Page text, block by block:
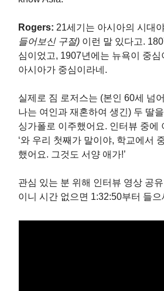
Rogers: 21세기는 아시아의 시대
들어보신 구절) 이런 말 있다고.
심이었고, 1907년에는 뉴욕이 중
아시아가 중심이라네.
실제로 짐 로저스는 (본인 60세 넘
나는 여인과 재혼하여 생긴) 두 딸
싱가폴로 이주했어요. 인터뷰 중에
‘와 우리 첫째가 말이야, 학교에서
했어요. 그것도 서양 애가!’
관심 있는 분 위해 인터뷰 영상 공
이니 시간 없으면 1:32:50부터 들으